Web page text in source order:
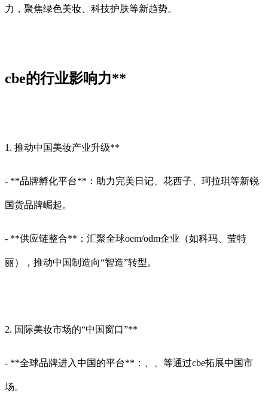
力，聚焦绿色美妆、科技护肤等新趋势。
cbe的行业影响力**
1. 推动中国美妆产业升级**
- **品牌孵化平台**：助力完美日记、花西子、珂拉琪等新锐
国货品牌崛起。
- **供应链整合**：汇聚全球oem/odm企业（如科玛、莹特
丽），推动中国制造向“智造”转型。
2. 国际美妆市场的“中国窗口”**
- **全球品牌进入中国的平台**：、、等通过cbe拓展中国市
场。